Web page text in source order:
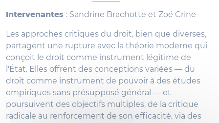
Intervenantes : Sandrine Brachotte et Zoé Crine
Les approches critiques du droit, bien que diverses,
partagent une rupture avec la théorie moderne qui
conçoit le droit comme instrument légitime de
l'État. Elles offrent des conceptions variées — du
droit comme instrument de pouvoir à des études
empiriques sans présupposé général — et
poursuivent des objectifs multiples, de la critique
radicale au renforcement de son efficacité, via des